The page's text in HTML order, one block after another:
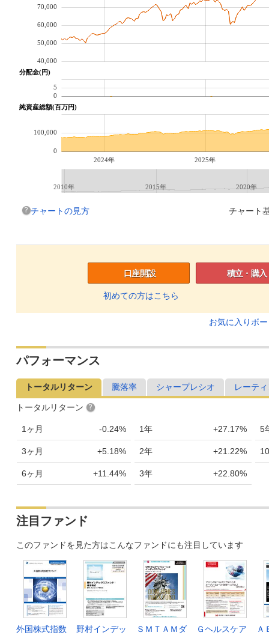
40,000
50,000
60,000
70,000
分配金(円)
0
5
純資産総額(百万円)
2024年 2025年
0
100,000
2010年 2015年 2020年
チャートの見方 チャート
口座開設
初めての方はこちら
積立・購入
お気に入りボ
パフォーマンス
トータルリターン 騰落率 シャープレシオ レーテ
トータルリターン
1ヶ月 -0.24%
3ヶ月 +5.18%
6ヶ月 +11.44%
1年 +27.17%
2年 +21.22%
3年 +22.80%
5
注目ファンド
このファンドを見た方はこんなファンドにも注目しています
外国株式指数
野村インデッ
ＳＭＴＡＭダ
Ｇヘルスケア
Ａ